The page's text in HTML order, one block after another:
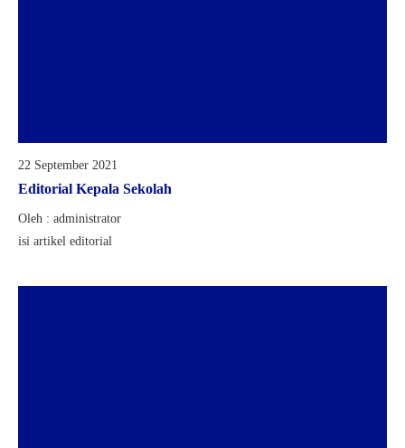
22 September 2021
Editorial Kepala Sekolah
Oleh : administrator
isi artikel editorial